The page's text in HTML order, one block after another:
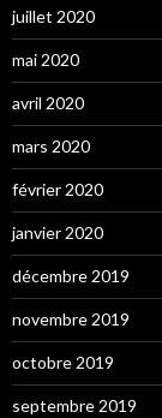
juillet 2020
mai 2020
avril 2020
mars 2020
février 2020
janvier 2020
décembre 2019
novembre 2019
octobre 2019
septembre 2019